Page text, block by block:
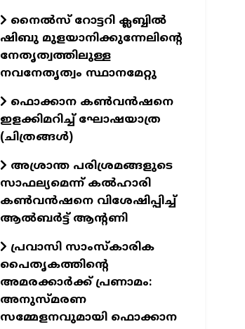
നൈല്‍സ് റോട്ടറി ക്ലബ്ബില്‍
ഷിബു മുളയാനിക്കുന്നേലിന്റെ
നേതൃത്വത്തിലുള്ള
നവനേതൃത്വം സ്ഥാനമേറ്റു
ഫൊക്കാന കണ്‍വന്‍ഷനെ
ഇളക്കിമറിച്ച് ഘോഷയാത്ര
(ചിത്രങ്ങള്‍)
അശ്രാന്ത പരിശ്രമങ്ങളുടെ
സാഫല്യമെന്ന് കൽഹാരി
കൺവൻഷനെ വിശേഷിപ്പിച്ച്
ആൽബർട്ട് ആന്റണി
പ്രവാസി സാംസ്കാരിക
പൈതൃകത്തിന്റെ
അമരക്കാർക്ക് പ്രണാമം:
അനുസ്മരണ
സമ്മേളനവുമായി ഫൊക്കാന